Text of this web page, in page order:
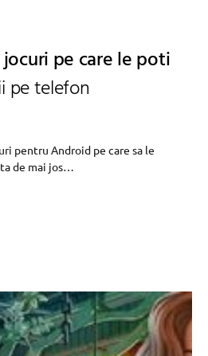
pe care le poti
pe telefon
pentru Android pe care sa le
de mai jos…